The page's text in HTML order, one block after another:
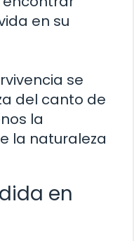
en su
se
del canto de
la
la naturaleza
en